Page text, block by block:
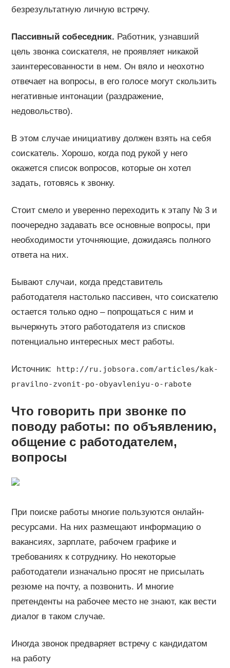
безрезультатную личную встречу.
Пассивный собеседник. Работник, узнавший
цель звонка соискателя, не проявляет никакой
заинтересованности в нем. Он вяло и неохотно
отвечает на вопросы, в его голосе могут скользить
негативные интонации (раздражение,
недовольство).
В этом случае инициативу должен взять на себя
соискатель. Хорошо, когда под рукой у него
окажется список вопросов, которые он хотел
задать, готовясь к звонку.
Стоит смело и уверенно переходить к этапу № 3 и
поочередно задавать все основные вопросы, при
необходимости уточняющие, дожидаясь полного
ответа на них.
Бывают случаи, когда представитель
работодателя настолько пассивен, что соискателю
остается только одно – попрощаться с ним и
вычеркнуть этого работодателя из списков
потенциально интересных мест работы.
Источник:
http://ru.jobsora.com/articles/kak-
pravilno-zvonit-po-obyavleniyu-o-rabote
Что говорить при звонке по
поводу работы: по объявлению,
общение с работодателем,
вопросы
При поиске работы многие пользуются онлайн-
ресурсами. На них размещают информацию о
вакансиях, зарплате, рабочем графике и
требованиях к сотруднику. Но некоторые
работодатели изначально просят не присылать
резюме на почту, а позвонить. И многие
претенденты на рабочее место не знают, как вести
диалог в таком случае.
Иногда звонок предваряет встречу с кандидатом
на работу